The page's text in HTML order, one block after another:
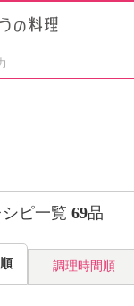
お
見
つ
よ
う
ピ一覧 69品
調理時間順